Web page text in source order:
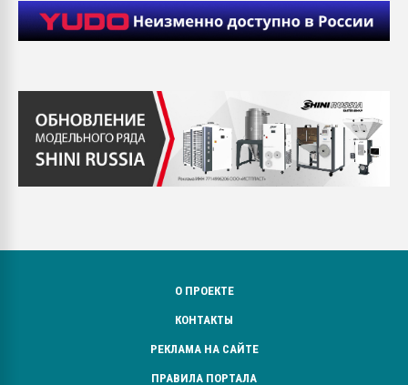
О ПРОЕКТЕ
КОНТАКТЫ
РЕКЛАМА НА САЙТЕ
ПРАВИЛА ПОРТАЛА